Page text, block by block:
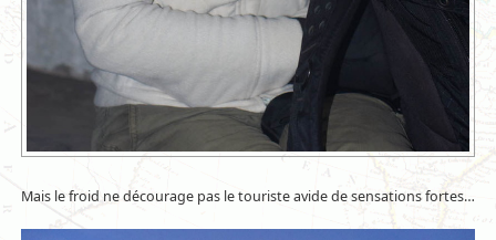
Mais le froid ne décourage pas le touriste avide de sensations fortes…